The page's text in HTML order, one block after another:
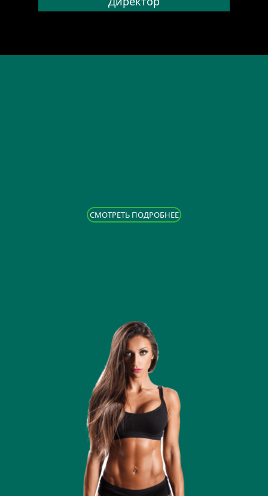
CМОТРЕТЬ ПОДРОБНЕЕ